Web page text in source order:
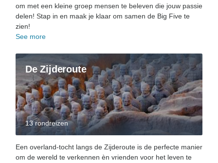
om met een kleine groep mensen te beleven die jouw passie
delen! Stap in en maak je klaar om samen de Big Five te
zien!
See more
De Zijderoute
13 rondreizen
Een overland-tocht langs de Zijderoute is de perfecte manier
om de wereld te verkennen èn vrienden voor het leven te